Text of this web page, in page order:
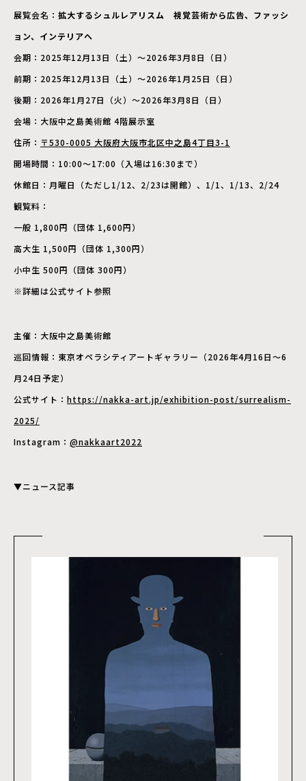
展覧会名： 拡大するシュルレアリスム 視覚芸術から広告、ファッシ
ョン、インテリアへ
会期：2025年12月13日（土）～2026年3月8日（日）
前期：2025年12月13日（土）～2026年1月25日（日）
後期：2026年1月27日（火）～2026年3月8日（日）
会場：大阪中之島美術館 4階展示室
住所： 〒530-0005 大阪府大阪市北区中之島4丁目3-1
開場時間：10:00～17:00（入場は16:30まで）
休館日：月曜日（ただし1/12、2/23は開館）、1/1、1/13、2/24
観覧料：
一般 1,800円（団体 1,600円）
高大生 1,500円（団体 1,300円）
小中生 500円（団体 300円）
※詳細は公式サイト参照
主催：大阪中之島美術館
巡回情報：東京オペラシティアートギャラリー（2026年4月16日～6
月24日予定）
公式サイト： https://nakka-art.jp/exhibition-post/surrealism-
2025/
Instagram： @nakkaart2022
▼ニュース記事